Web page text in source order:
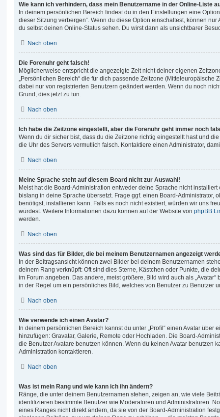
Wie kann ich verhindern, dass mein Benutzername in der Online-Liste
In deinem persönlichen Bereich findest du in den Einstellungen eine
dieser Sitzung verbergen“. Wenn du diese Option einschaltest, können
du selbst deinen Online-Status sehen. Du wirst dann als unsichtbarer
Nach oben
Die Forenuhr geht falsch!
Möglicherweise entspricht die angezeigte Zeit nicht deiner eigenen
„Persönlichen Bereich“ die für dich passende Zeitzone (Mitteleuropäische
dabei nur von registrierten Benutzern geändert werden. Wenn du noch
Grund, dies jetzt zu tun.
Nach oben
Ich habe die Zeitzone eingestellt, aber die Forenuhr geht immer noch
Wenn du dir sicher bist, dass du die Zeitzone richtig eingestellt hast und
die Uhr des Servers vermutlich falsch. Kontaktiere einen Administrator,
Nach oben
Meine Sprache steht auf diesem Board nicht zur Auswahl!
Meist hat die Board-Administration entweder deine Sprache nicht
bislang in deine Sprache übersetzt. Frage ggf. einen Board-Administrator,
benötigst, installieren kann. Falls es noch nicht existiert, würden wir uns
würdest. Weitere Informationen dazu können auf der Website von phpBB
werden.
Nach oben
Was sind das für Bilder, die bei meinem Benutzernamen angezeigt
In der Beitragsansicht können zwei Bilder bei deinem Benutzernamen
deinem Rang verknüpft: Oft sind dies Sterne, Kästchen oder Punkte, die
im Forum angeben. Das andere, meist größere, Bild wird auch als
in der Regel um ein persönliches Bild, welches von Benutzer zu Benutzer
Nach oben
Wie verwende ich einen Avatar?
In deinem persönlichen Bereich kannst du unter „Profil“ einen Avatar über
hinzufügen: Gravatar, Galerie, Remote oder Hochladen. Die Board-
die Benutzer Avatare benutzen können. Wenn du keinen Avatar benutzen
Administration kontaktieren.
Nach oben
Was ist mein Rang und wie kann ich ihn ändern?
Ränge, die unter deinem Benutzernamen stehen, zeigen an, wie viele
identifizieren bestimmte Benutzer wie Moderatoren und Administratoren.
eines Ranges nicht direkt ändern, da sie von der Board-Administration